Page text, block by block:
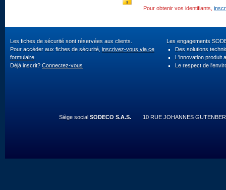
Pour obtenir vos identifiants,
Les fiches de sécurité sont réservées aux clients.
Pour accéder aux fiches de sécurité, inscrivez-vous via ce
formulaire
Déjà inscrit? Connectez-vous
Les engagements
Des solutions
L'innovation produit
Le respect de
Siège social SODECO S.A.S. 10 RUE JOHANNES